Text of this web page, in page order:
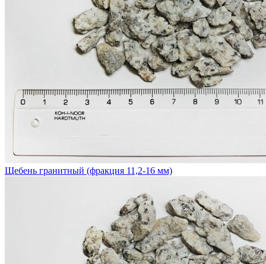
Щебень гранитный (фракция 11,2-16 мм)